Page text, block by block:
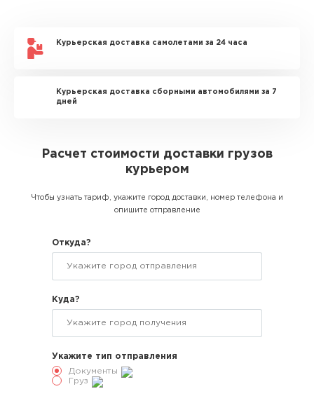
Курьерская доставка самолетами за 24 часа
Курьерская доставка сборными автомобилями за 7
дней
Расчет стоимости доставки грузов
курьером
Чтобы узнать тариф, укажите город доставки, номер телефона и
опишите отправление
Откуда?
Куда?
Укажите тип отправления
Документы
Груз